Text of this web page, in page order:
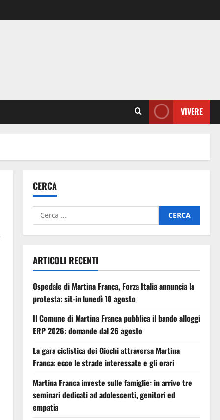
VIVERE
CERCA
ARTICOLI RECENTI
Ospedale di Martina Franca, Forza Italia annuncia la
protesta: sit-in lunedì 10 agosto
Il Comune di Martina Franca pubblica il bando alloggi
ERP 2026: domande dal 26 agosto
La gara ciclistica dei Giochi attraversa Martina
Franca: ecco le strade interessate e gli orari
Martina Franca investe sulle famiglie: in arrivo tre
seminari dedicati ad adolescenti, genitori ed
empatia